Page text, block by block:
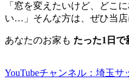
「窓を変えたいけど、どこ
い…」そんな方は、ぜひ当店
あなたのお家も たった1日で
YouTubeチャンネル：埼玉サ